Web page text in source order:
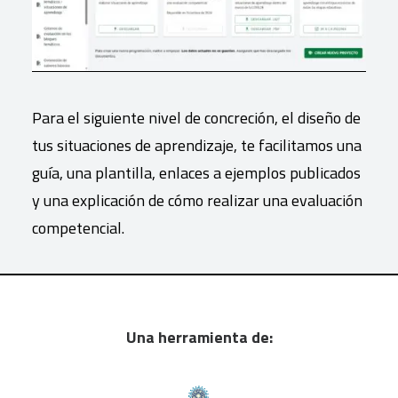
Para el siguiente nivel de concreción, el diseño de
tus situaciones de aprendizaje, te facilitamos una
guía, una plantilla, enlaces a ejemplos publicados
y una explicación de cómo realizar una evaluación
competencial.
Una herramienta de: